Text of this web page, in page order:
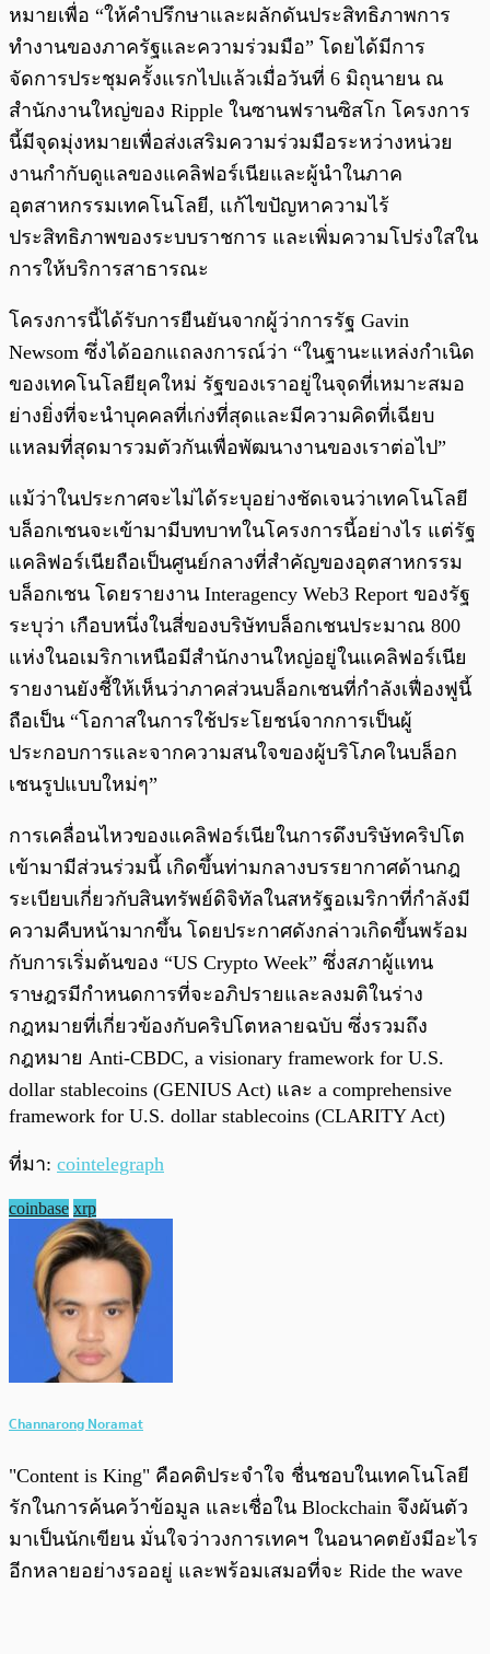
หมายเพื่อ “ให้คำปรึกษาและผลักดันประสิทธิภาพการ
ทำงานของภาครัฐและความร่วมมือ” โดยได้มีการ
จัดการประชุมครั้งแรกไปแล้วเมื่อวันที่ 6 มิถุนายน ณ
สำนักงานใหญ่ของ Ripple ในซานฟรานซิสโก โครงการ
นี้มีจุดมุ่งหมายเพื่อส่งเสริมความร่วมมือระหว่างหน่วย
งานกำกับดูแลของแคลิฟอร์เนียและผู้นำในภาค
อุตสาหกรรมเทคโนโลยี, แก้ไขปัญหาความไร้
ประสิทธิภาพของระบบราชการ และเพิ่มความโปร่งใสใน
การให้บริการสาธารณะ
โครงการนี้ได้รับการยืนยันจากผู้ว่าการรัฐ Gavin
Newsom ซึ่งได้ออกแถลงการณ์ว่า “ในฐานะแหล่งกำเนิด
ของเทคโนโลยียุคใหม่ รัฐของเราอยู่ในจุดที่เหมาะสมอ
ย่างยิ่งที่จะนำบุคคลที่เก่งที่สุดและมีความคิดที่เฉียบ
แหลมที่สุดมารวมตัวกันเพื่อพัฒนางานของเราต่อไป”
แม้ว่าในประกาศจะไม่ได้ระบุอย่างชัดเจนว่าเทคโนโลยี
บล็อกเชนจะเข้ามามีบทบาทในโครงการนี้อย่างไร แต่รัฐ
แคลิฟอร์เนียถือเป็นศูนย์กลางที่สำคัญของอุตสาหกรรม
บล็อกเชน โดยรายงาน Interagency Web3 Report ของรัฐ
ระบุว่า เกือบหนึ่งในสี่ของบริษัทบล็อกเชนประมาณ 800
แห่งในอเมริกาเหนือมีสำนักงานใหญ่อยู่ในแคลิฟอร์เนีย
รายงานยังชี้ให้เห็นว่าภาคส่วนบล็อกเชนที่กำลังเฟื่องฟูนี้
ถือเป็น “โอกาสในการใช้ประโยชน์จากการเป็นผู้
ประกอบการและจากความสนใจของผู้บริโภคในบล็อก
เชนรูปแบบใหม่ๆ”
การเคลื่อนไหวของแคลิฟอร์เนียในการดึงบริษัทคริปโต
เข้ามามีส่วนร่วมนี้ เกิดขึ้นท่ามกลางบรรยากาศด้านกฎ
ระเบียบเกี่ยวกับสินทรัพย์ดิจิทัลในสหรัฐอเมริกาที่กำลังมี
ความคืบหน้ามากขึ้น โดยประกาศดังกล่าวเกิดขึ้นพร้อม
กับการเริ่มต้นของ “US Crypto Week” ซึ่งสภาผู้แทน
ราษฎรมีกำหนดการที่จะอภิปรายและลงมติในร่าง
กฎหมายที่เกี่ยวข้องกับคริปโตหลายฉบับ ซึ่งรวมถึง
กฎหมาย Anti-CBDC, a visionary framework for U.S.
dollar stablecoins (GENIUS Act) และ a comprehensive
framework for U.S. dollar stablecoins (CLARITY Act)
ที่มา: cointelegraph
coinbase xrp
Channarong Noramat
"Content is King" คือคติประจำใจ ชื่นชอบในเทคโนโลยี
รักในการค้นคว้าข้อมูล และเชื่อใน Blockchain จึงผันตัว
มาเป็นนักเขียน มั่นใจว่าวงการเทคฯ ในอนาคตยังมีอะไร
อีกหลายอย่างรออยู่ และพร้อมเสมอที่จะ Ride the wave